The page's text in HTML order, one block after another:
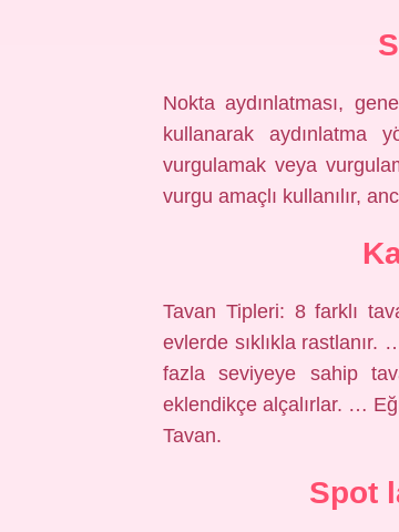
Nokta aydınlatması,
kullanarak aydınlatma
vurgulamak veya
vurgu amaçlı kullanılır,
Tavan Tipleri: 8 farklı
evlerde sıklıkla
fazla seviyeye sahip
eklendikçe alçalırlar. …
Tavan.
Spot